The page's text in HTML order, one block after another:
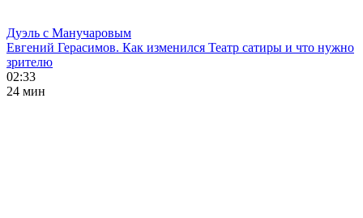
Дуэль с Манучаровым
Евгений Герасимов. Как изменился Театр сатиры и что нужно
зрителю
02:33
24 мин